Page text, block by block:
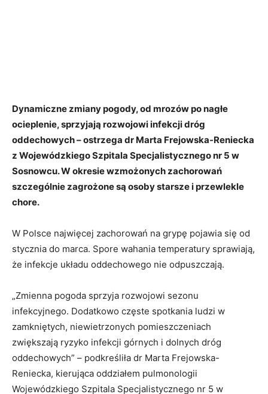
Dynamiczne zmiany pogody, od mrozów po nagłe
ocieplenie, sprzyjają rozwojowi infekcji dróg
oddechowych – ostrzega dr Marta Frejowska-Reniecka
z Wojewódzkiego Szpitala Specjalistycznego nr 5 w
Sosnowcu. W okresie wzmożonych zachorowań
szczególnie zagrożone są osoby starsze i przewlekle
chore.
W Polsce najwięcej zachorowań na grypę pojawia się od
stycznia do marca. Spore wahania temperatury sprawiają,
że infekcje układu oddechowego nie odpuszczają.
„Zmienna pogoda sprzyja rozwojowi sezonu
infekcyjnego. Dodatkowo częste spotkania ludzi w
zamkniętych, niewietrzonych pomieszczeniach
zwiększają ryzyko infekcji górnych i dolnych dróg
oddechowych” – podkreśliła dr Marta Frejowska-
Reniecka, kierująca oddziałem pulmonologii
Wojewódzkiego Szpitala Specjalistycznego nr 5 w